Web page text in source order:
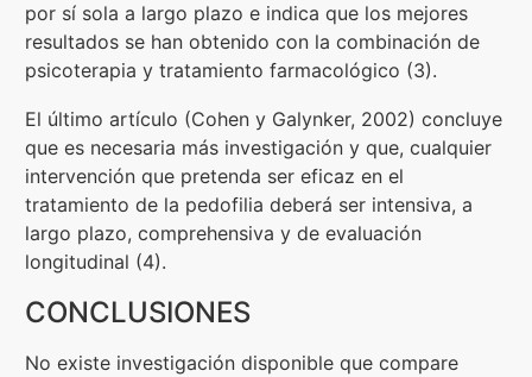
por sí sola a largo plazo e indica que los mejores
resultados se han obtenido con la combinación de
psicoterapia y tratamiento farmacológico (3).
El último artículo (Cohen y Galynker, 2002) concluye
que es necesaria más investigación y que, cualquier
intervención que pretenda ser eficaz en el
tratamiento de la pedofilia deberá ser intensiva, a
largo plazo, comprehensiva y de evaluación
longitudinal (4).
CONCLUSIONES
No existe investigación disponible que compare